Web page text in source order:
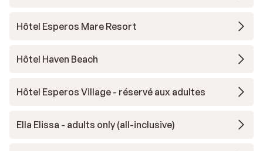
Hôtel Esperos Mare Resort
Hôtel Haven Beach
Hôtel Esperos Village - réservé aux adultes
Ella Elissa - adults only (all-inclusive)